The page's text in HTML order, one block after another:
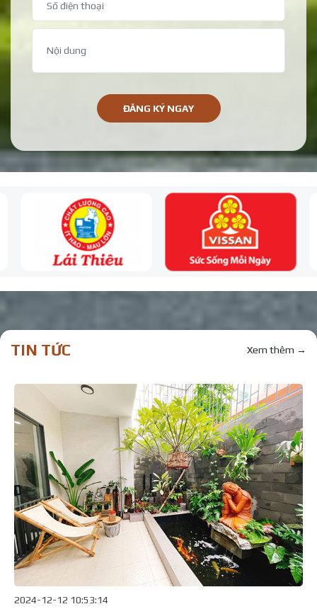
ĐĂNG KÝ NGAY
TIN TỨC Xem thêm →
2024-12-12 10:53:14